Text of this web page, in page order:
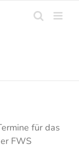
für das
FWS